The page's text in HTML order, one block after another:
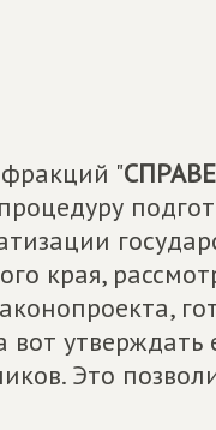
"
края,
вот
Это